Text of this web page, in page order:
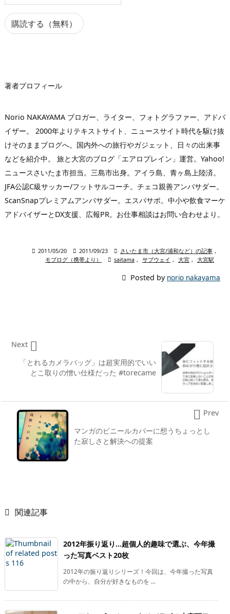
ア
ド
購読する（無料）
著者プロフィール
Norio NAKAYAMA ブロガー、ライター、フォトグラファー、アドバ
イザー。 2000年よりテキストサイト、ニュースサイト時代を駆け抜
けそのままブログへ。国内外への旅行やガジェット、日々の出来事
などを紹介中。 旅と大宮のブログ「エアロプレイン」運営。Yahoo!
ニュースさいたま市担当。三島市出身。アイラ島、青ヶ島上陸済。
JFA公認C級サッカー/フットサルコーチ。チェコ親善アンバサダー。
ScanSnapプレミアムアンバサダー。エスパサポ。中小や飲食マーケ
アドバイザーとDX支援、広報PR。お仕事相談はお問い合わせより。
 2011/05/20  2011/09/23  さいたま市（大宮/浦和など）の記事 ,
モブログ（携帯より）
 saitama , サブウェイ , 大宮 , 大宮駅
 Posted by norio nakayama
「とれるカメラバッグ」は超実用的でいい
とこ取りの憎い仕様だった #torecame

Next
マンガのビニールカバーに想うちょっとし
た寂しさと解決への提案
 Prev
 関連記事
2012年振り返り…超個人的趣味で選ぶ、今年撮
った写真ベスト20枚
2012年の振り返りシリーズ！今回は、今年撮った写真
の中から、自分が好きなものを ...